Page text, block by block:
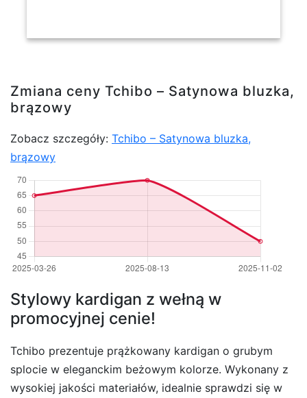
Zmiana ceny Tchibo – Satynowa bluzka,
brązowy
Zobacz szczegóły: Tchibo – Satynowa bluzka,
brązowy
Stylowy kardigan z wełną w
promocyjnej cenie!
Tchibo prezentuje prążkowany kardigan o grubym
splocie w eleganckim beżowym kolorze. Wykonany z
wysokiej jakości materiałów, idealnie sprawdzi się w